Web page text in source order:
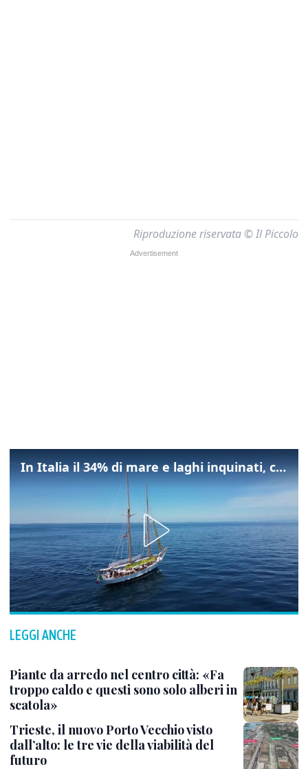
Riproduzione riservata © Il Piccolo
In Italia il 34% di mare e laghi inquinati, colpa della maladepurazione
LEGGI ANCHE
Piante da arredo nel centro città: «Fa
troppo caldo e questi sono solo alberi in
scatola»
Trieste, il nuovo Porto Vecchio visto
dall’alto: le tre vie della viabilità del
futuro